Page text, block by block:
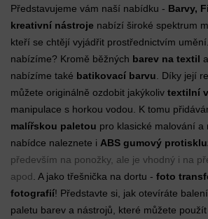
Představujeme vám naší nabídku - Barvy,
kreativní nástroje nabízí široké spektrum
kteří se chtějí vyjádřit prostřednictvím
nabízíme? Kromě běžných barev na textil a
nabízíme také batikovací barvu . Díky její
můžete originálně ozdobit jakýkoliv textilní
manipulace s horkou vodou. K tomu
malířskou paletou pro klasické malování a
nabídce naleznete i ABS gumový
především na ponožky, ale je vhodný i na
apod . A jako třešnička na dortu - foto
fotografií! Představte si, jak otevíráte
paletu barev a nástrojů, které můžete